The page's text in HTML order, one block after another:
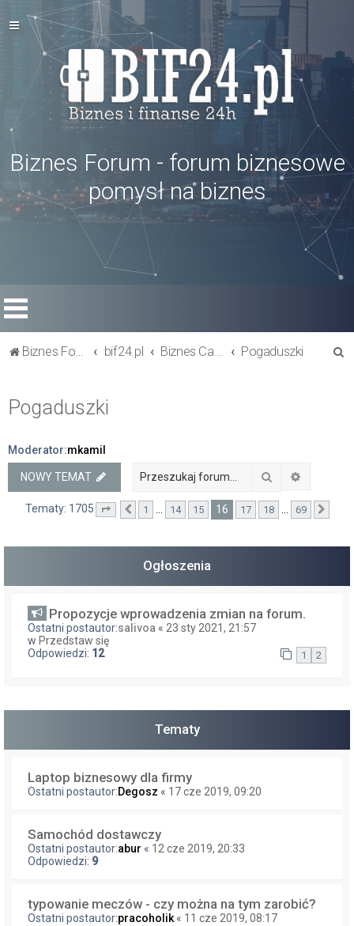
Biznes Forum - forum biznesowe
pomysł na biznes
Biznes Forum bif24.pl Biznes Cafe Pogaduszki
Pogaduszki
Moderator:mkamil
NOWY TEMAT Szukaj
Tematy: 1705 Strona 16 z 69
Poprzednia
1 14 15 16 17 18 69
Ogłoszenia
Propozycje wprowadzenia zmian na forum.
Ostatni postautor:salivoa « 23 sty 2021, 21:57
w Przedstaw się
Odpowiedzi: 12 1 2
Tematy
Laptop biznesowy dla firmy
Ostatni postautor:Degosz « 17 cze 2019, 09:20
Samochód dostawczy
Ostatni postautor:abur « 12 cze 2019, 20:33
Odpowiedzi: 9
typowanie meczów - czy można na tym zarobić?
Ostatni postautor:pracoholik « 11 cze 2019, 08:17